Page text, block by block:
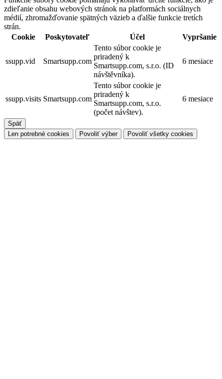
zdieľanie obsahu webových stránok na platformách sociálnych
médií, zhromažďovanie spätných väzieb a ďalšie funkcie tretích
strán.
Cookie
Poskytovateľ Účel Vypršanie
ssupp.vid Smartsupp.com
Tento súbor cookie je
priradený k
Smartsupp.com, s.r.o. (ID
návštěvníka).
6 mesiace
ssupp.visits Smartsupp.com
Tento súbor cookie je
priradený k
Smartsupp.com, s.r.o.
(počet návštev).
6 mesiace
Späť
Len potrebné cookies
Povoliť výber Povoliť všetky cookies